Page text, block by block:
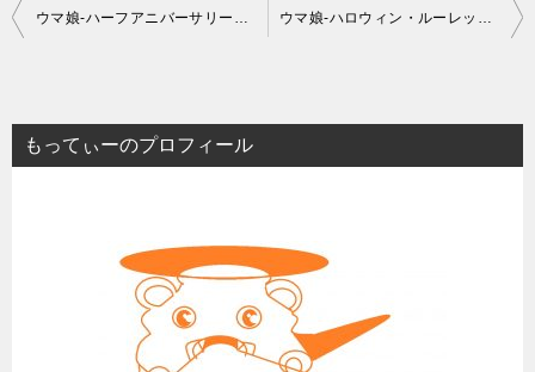
投
ビ
ゲ
ウマ娘-ハーフアニバーサリーの記念ログボとホーム背景/第一弾報酬 ウマ娘-ハロウィン・ルーレットイベで21シート分周回の成果
もってぃーのプロフィール